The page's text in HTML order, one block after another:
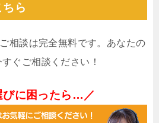
ら
相談は完全無料です。あなたの
ぐご相談ください！
びに困ったら…／